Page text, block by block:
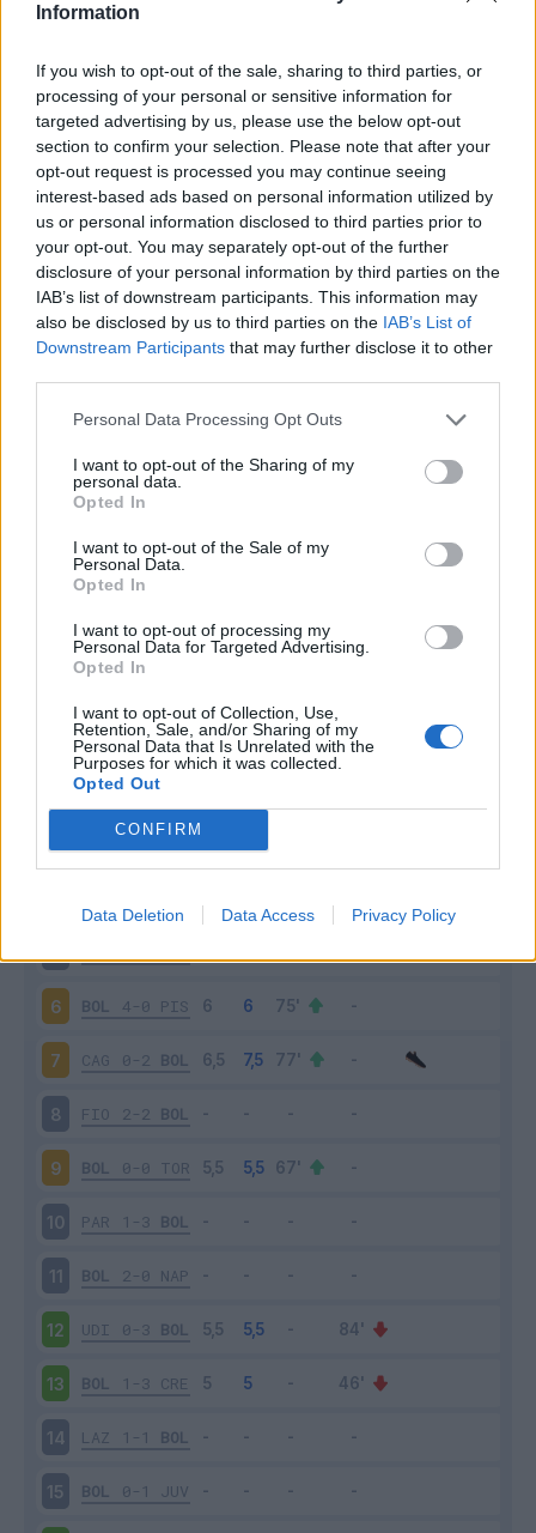
Information
If you wish to opt-out of the sale, sharing to third parties, or
processing of your personal or sensitive information for
targeted advertising by us, please use the below opt-out
section to confirm your selection. Please note that after your
opt-out request is processed you may continue seeing
interest-based ads based on personal information utilized by
us or personal information disclosed to third parties prior to
your opt-out. You may separately opt-out of the further
disclosure of your personal information by third parties on the
IAB’s list of downstream participants. This information may
also be disclosed by us to third parties on the IAB’s List of
Downstream Participants that may further disclose it to other
Personal Data Processing Opt Outs
I want to opt-out of the Sharing of my
personal data.
Opted In
I want to opt-out of the Sale of my
Personal Data.
Opted In
I want to opt-out of processing my
Personal Data for Targeted Advertising.
Opted In
I want to opt-out of Collection, Use,
Retention, Sale, and/or Sharing of my
Personal Data that Is Unrelated with the
Purposes for which it was collected.
Opted Out
CONFIRM
Data Deletion Data Access Privacy Policy
Classic Mantra
Riepilogo stagione
Titolare 6 - 15
Entrato 9 - 23%
Squalificato 0 - 0%
Inutilizzato
stagionale
ROM 1-0 BOL
BOL 1-0
3
6 BOL 4-0 PIS
7 CAG 0-2 BOL
8 FIO 2-2 BOL
9 BOL 0-0 TOR
10 PAR 1-3 BOL
11 BOL 2-0 NAP
12 UDI 0-3 BOL
13 BOL 1-3 CRE
14 LAZ 1-1 BOL
15 BOL 0-1 JUV